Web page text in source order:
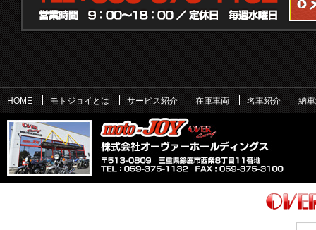
HOME モトジョイとは サービス紹介 在庫車両 名車紹介 納